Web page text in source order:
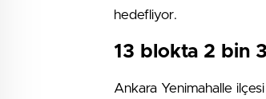
hedefliyor.
13 blokta 2 bin
Ankara Yenimahalle